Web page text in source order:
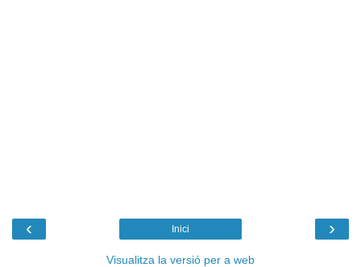
‹ ›
Inici
Visualitza la versió per a web